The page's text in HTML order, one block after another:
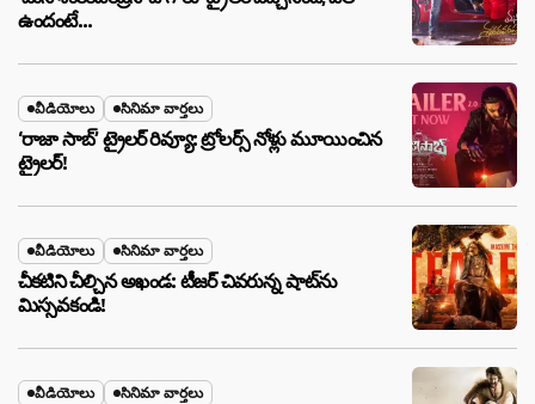
ఉందంటే…
వీడియోలు సినిమా వార్తలు
‘రాజా సాబ్’ ట్రైలర్ రివ్యూ: ట్రోలర్స్ నోళ్లు మూయించిన
ట్రైలర్!
వీడియోలు సినిమా వార్తలు
చీకటిని చీల్చిన అఖండ: టీజర్ చివరున్న షాట్‌ను
మిస్సవకండి!
వీడియోలు సినిమా వార్తలు